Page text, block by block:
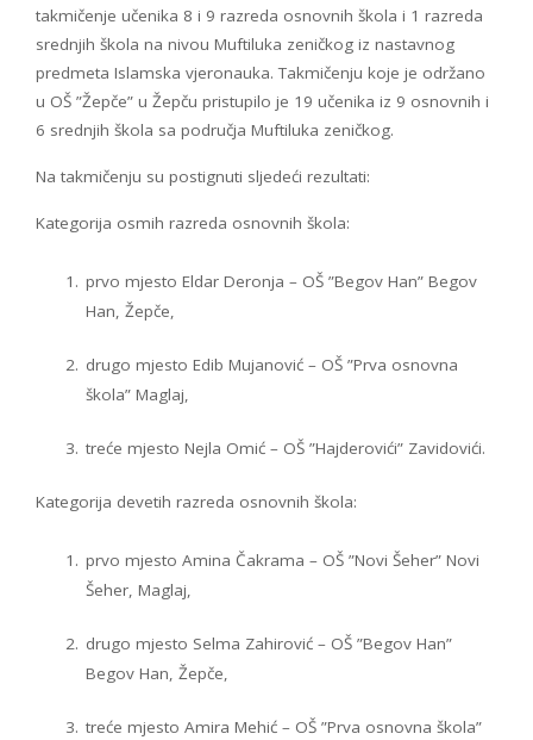
takmičenje učenika 8 i 9 razreda osnovnih škola i 1 razreda
srednjih škola na nivou Muftiluka zeničkog iz nastavnog
predmeta Islamska vjeronauka. Takmičenju koje je održano
u OŠ ”Žepče” u Žepču pristupilo je 19 učenika iz 9 osnovnih i
6 srednjih škola sa područja Muftiluka zeničkog.
Na takmičenju su postignuti sljedeći rezultati:
Kategorija osmih razreda osnovnih škola:
prvo mjesto Eldar Deronja – OŠ ”Begov Han” Begov
Han, Žepče,
drugo mjesto Edib Mujanović – OŠ ”Prva osnovna
škola” Maglaj,
treće mjesto Nejla Omić – OŠ ”Hajderovići” Zavidovići.
Kategorija devetih razreda osnovnih škola:
prvo mjesto Amina Čakrama – OŠ ”Novi Šeher” Novi
Šeher, Maglaj,
drugo mjesto Selma Zahirović – OŠ ”Begov Han”
Begov Han, Žepče,
treće mjesto Amira Mehić – OŠ ”Prva osnovna škola”